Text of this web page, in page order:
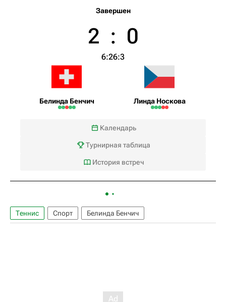
Завершен
Белинда Бенчич
2 : 0
6:26:3
Линда Носкова
Календарь
Турнирная таблица
История встреч
Теннис Спорт Белинда Бенчич